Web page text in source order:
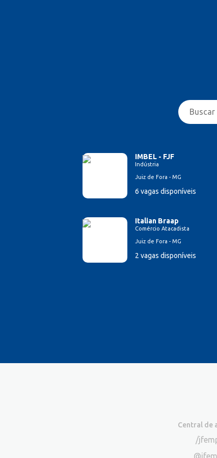
IMBEL - FJF
Indústria
Juiz de Fora - MG
6 vagas disponíveis
Italian Braap
Comércio Atacadista
Juiz de Fora - MG
2 vagas disponíveis
Central de
/